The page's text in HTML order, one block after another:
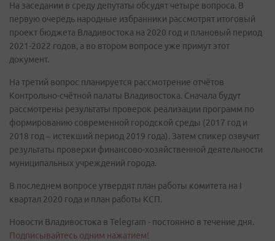
На заседании в среду депутаты обсудят четыре вопроса. В
первую очередь народные избранники рассмотрят итоговый
проект бюджета Владивостока на 2020 год и плановый период
2021-2022 годов, а во втором вопросе уже примут этот
документ.
На третий вопрос планируется рассмотрение отчётов
Контрольно-счётной палаты Владивостока. Сначала будут
рассмотрены результаты проверок реализации программ по
формированию современной городской среды (2017 год и
2018 год – истекший период 2019 года). Затем спикер озвучит
результаты проверки финансово-хозяйственной деятельности
муниципальных учреждений города.
В последнем вопросе утвердят план работы комитета на I
квартал 2020 года и план работы КСП.
Новости Владивостока в Telegram - постоянно в течение дня.
Подписывайтесь одним нажатием!